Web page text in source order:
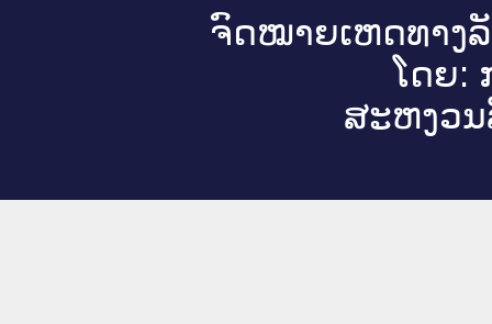
ຈົດ​ໝາຍ​ເຫດ​ທາງ​
ໂດຍ:
ສະ​ຫງວນ​